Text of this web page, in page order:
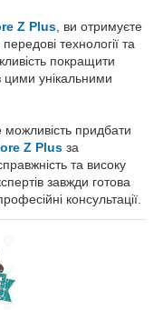
Z Plus , ви отримуєте
технології та
покращити
цими унікальними
придбати
Z Plus за
та високу
завжди готова
консультації.